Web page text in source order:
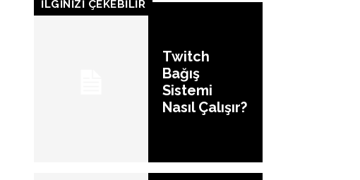
İLGİNİZİ ÇEKEBİLİR
Twitch
Bağış
Sistemi
Nasıl Çalışır?